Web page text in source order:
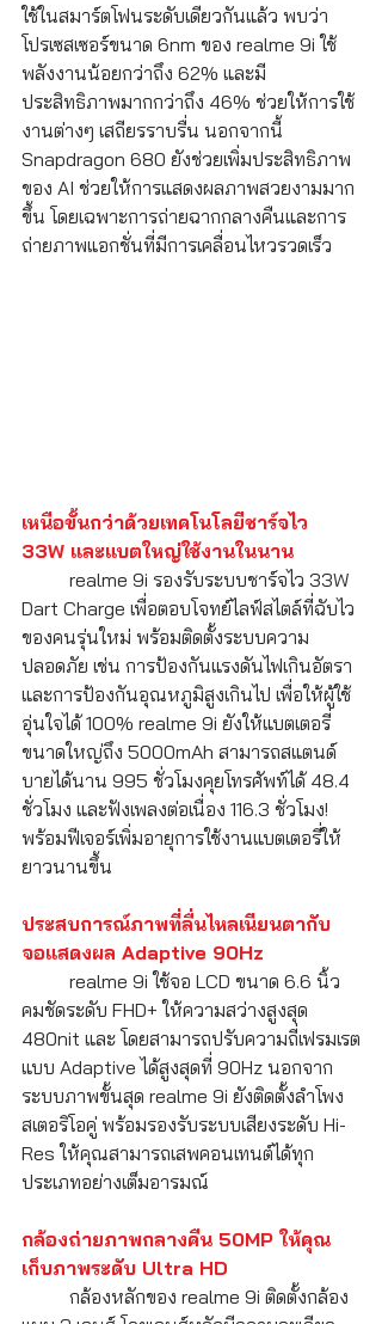
ใช้ในสมาร์ตโฟนระดับเดียวกันแล้ว พบว่า
โปรเซสเซอร์ขนาด 6nm ของ realme 9i ใช้
พลังงานน้อยกว่าถึง 62% และมี
ประสิทธิภาพมากกว่าถึง 46% ช่วยให้การใช้
งานต่างๆ เสถียรราบรื่น นอกจากนี้
Snapdragon 680 ยังช่วยเพิ่มประสิทธิภาพ
ของ AI ช่วยให้การแสดงผลภาพสวยงามมาก
ขึ้น โดยเฉพาะการถ่ายฉากกลางคืนและการ
ถ่ายภาพแอกชั่นที่มีการเคลื่อนไหวรวดเร็ว
เหนือขั้นกว่าด้วยเทคโนโลยีชาร์จไว
33W และแบตใหญ่ใช้งานในนาน
Dart Charge เพื่อตอบโจทย์ไลฟ์สไตล์ที่ฉับไว
ของคนรุ่นใหม่ พร้อมติดตั้งระบบความ
ปลอดภัย เช่น การป้องกันแรงดันไฟเกินอัตรา
และการป้องกันอุณหภูมิสูงเกินไป เพื่อให้ผู้ใช้
อุ่นใจได้ 100% realme 9i ยังให้แบตเตอรี่
ขนาดใหญ่ถึง 5000mAh สามารถสแตนด์
บายได้นาน 995 ชั่วโมงคุยโทรศัพท์ได้ 48.4
ชั่วโมง และฟังเพลงต่อเนื่อง 116.3 ชั่วโมง!
พร้อมฟีเจอร์เพิ่มอายุการใช้งานแบตเตอรี่ให้
ยาวนานขึ้น
ประสบการณ์ภาพที่ลื่นไหลเนียนตากับ
จอแสดงผล Adaptive 90Hz
คมชัดระดับ FHD+ ให้ความสว่างสูงสุด
480nit และ โดยสามารถปรับความถี่เฟรมเรต
แบบ Adaptive ได้สูงสุดที่ 90Hz นอกจาก
ระบบภาพขั้นสุด realme 9i ยังติดตั้งลำโพง
สเตอริโอคู่ พร้อมรองรับระบบเสียงระดับ Hi-
Res ให้คุณสามารถเสพคอนเทนต์ได้ทุก
ประเภทอย่างเต็มอารมณ์
กล้องถ่ายภาพกลางคืน 50MP ให้คุณ
เก็บภาพระดับ Ultra HD